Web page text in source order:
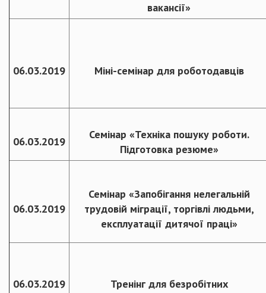
вакансії»
06.03.2019 Міні-семінар для роботодавців
06.03.2019
Семінар «Техніка пошуку роботи.
Підготовка резюме»
06.03.2019
Семінар «Запобігання нелегальній
трудовій міграції, торгівлі людьми,
експлуатації дитячої праці»
06.03.2019 Тренінг для безробітних